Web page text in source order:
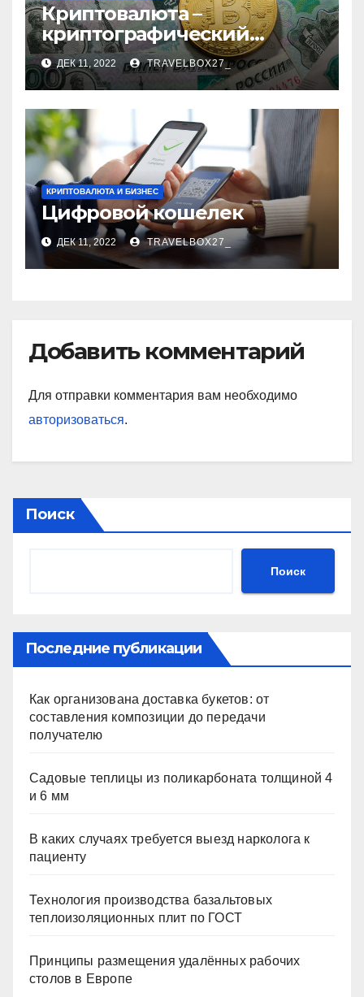
Криптовалюта –
криптографический
бизнес
ДЕК 11, 2022 TRAVELBOX27_
КРИПТОВАЛЮТА И БИЗНЕС
Цифровой кошелек
ДЕК 11, 2022 TRAVELBOX27_
Добавить комментарий
Для отправки комментария вам необходимо
авторизоваться.
Поиск
Поиск
Последние публикации
Как организована доставка букетов: от
составления композиции до передачи
получателю
Садовые теплицы из поликарбоната толщиной 4
и 6 мм
В каких случаях требуется выезд нарколога к
пациенту
Технология производства базальтовых
теплоизоляционных плит по ГОСТ
Принципы размещения удалённых рабочих
столов в Европе